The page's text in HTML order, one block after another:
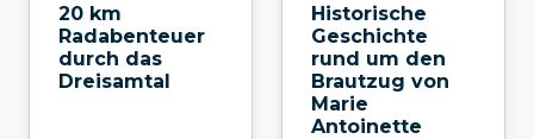
20 km
Radabenteuer
durch das
Dreisamtal
Historische
Geschichte
rund um den
Brautzug von
Marie
Antoinette